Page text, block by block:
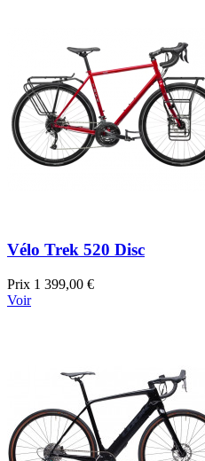
Vélo Trek 520 Disc
Prix 1 399,00 €
Voir